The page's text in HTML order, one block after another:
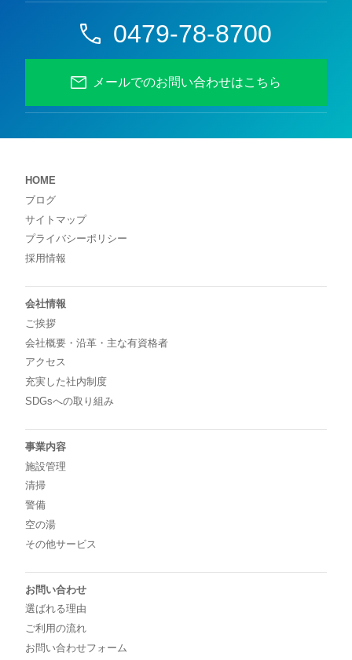
0479-78-8700
メールでのお問い合わせはこちら
HOME
ブログ
サイトマップ
プライバシーポリシー
採用情報
会社情報
ご挨拶
会社概要・沿革・主な有資格者
アクセス
充実した社内制度
SDGsへの取り組み
事業内容
施設管理
清掃
警備
空の湯
その他サービス
お問い合わせ
選ばれる理由
ご利用の流れ
お問い合わせフォーム